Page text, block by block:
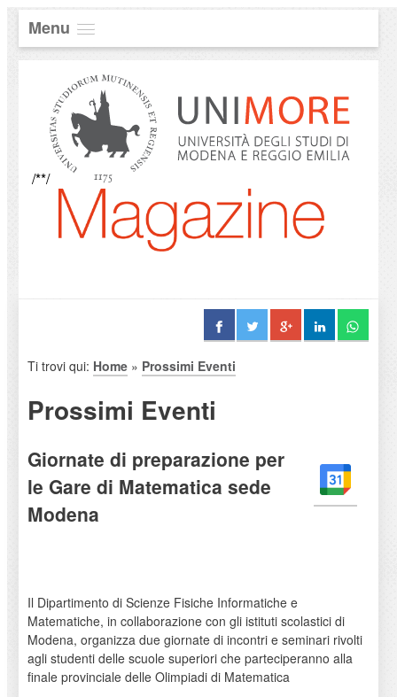
Menu
/**/
Ti trovi qui: Home» Prossimi Eventi
Prossimi Eventi
Giornate di preparazione per
le Gare di Matematica sede
Modena
Il Dipartimento di Scienze Fisiche Informatiche e
Matematiche, in collaborazione con gli istituti scolastici di
Modena, organizza due giornate di incontri e seminari rivolti
agli studenti delle scuole superiori che parteciperanno alla
finale provinciale delle Olimpiadi di Matematica